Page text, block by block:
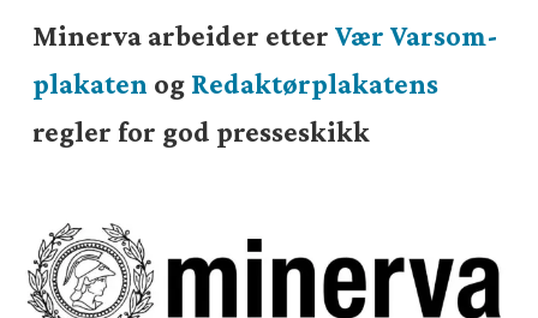
Minerva arbeider etterVær Varsom-
plakaten og Redaktørplakatens
regler for god presseskikk